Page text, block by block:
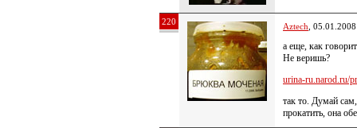
220 Aztech ,
а еще, как
Не веришь?
urina-ru.narod.ru/
так то. Думай
прокатить, она